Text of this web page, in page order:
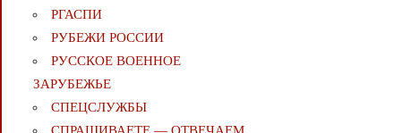
РГАСПИ
РУБЕЖИ РОССИИ
РУССКОЕ ВОЕННОЕ
ЗАРУБЕЖЬЕ
СПЕЦСЛУЖБЫ